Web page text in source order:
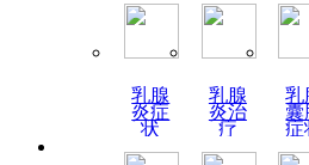
乳腺
炎症
状
乳腺
炎治
疗
乳
囊
症